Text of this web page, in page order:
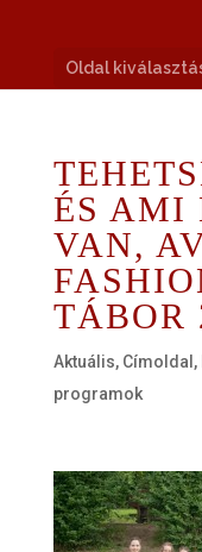
Oldal
ÉS AMI
VAN,
TÁBOR
Aktuális, Címoldal ,
programok